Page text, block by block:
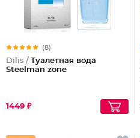
(8)
Dilis / Туалетная вода
Steelman zone
1449 ₽